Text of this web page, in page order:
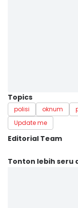
Topics
polisi oknum
Update me
Editorial Team
Editor
Tonton lebih seru